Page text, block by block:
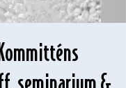
seminarium &